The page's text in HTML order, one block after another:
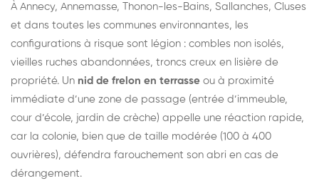
À Annecy, Annemasse, Thonon-les-Bains, Sallanches, Cluses
et dans toutes les communes environnantes, les
configurations à risque sont légion : combles non isolés,
vieilles ruches abandonnées, troncs creux en lisière de
propriété. Un nid de frelon en terrasse ou à proximité
immédiate d’une zone de passage (entrée d’immeuble,
cour d’école, jardin de crèche) appelle une réaction rapide,
car la colonie, bien que de taille modérée (100 à 400
ouvrières), défendra farouchement son abri en cas de
dérangement.